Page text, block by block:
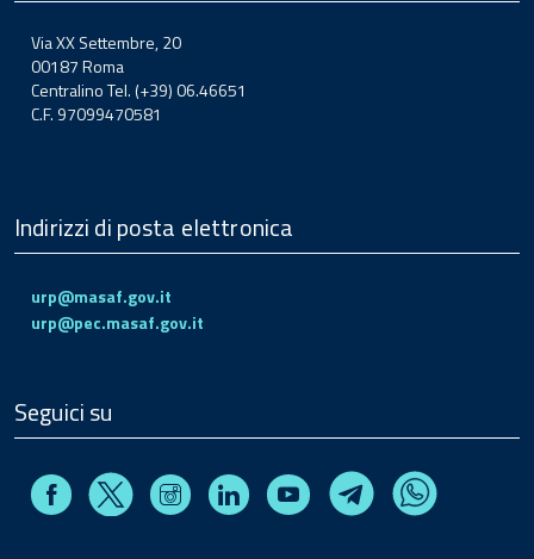
Via XX Settembre, 20
00187 Roma
Centralino Tel. (+39) 06.46651
C.F. 97099470581
Indirizzi di posta elettronica
urp@masaf.gov.it
urp@pec.masaf.gov.it
Seguici su
FacebookX InstagramLinkedin Youtube TelegramWhatsapp